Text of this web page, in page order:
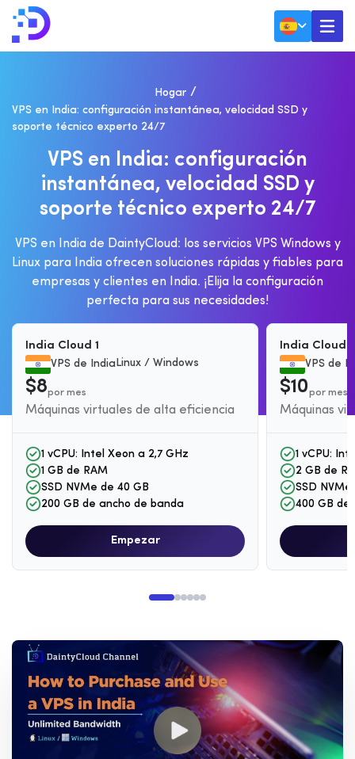
Hogar
VPS en India: configuración instantánea, velocidad SSD y
soporte técnico experto 24/7
VPS EN INDIA: CONFIGURACIÓN
INSTANTÁNEA, VELOCIDAD SSD Y
SOPORTE TÉCNICO EXPERTO 24/7
VPS en India de DaintyCloud: los servicios VPS Windows y
Linux para India ofrecen soluciones rápidas y fiables para
empresas y clientes en India. ¡Elija la configuración
perfecta para sus necesidades!
India Cloud 1
VPS de India Linux / Windows
$8por mes
Máquinas virtuales de alta eficiencia
1 vCPU: Intel Xeon a 2,7 GHz
1 GB de RAM
SSD NVMe de 40 GB
200 GB de ancho de banda
Empezar
India Cloud
VPS de
$10por mes
Máquinas
1 vCPU:
2 GB de
SSD
400 GB de